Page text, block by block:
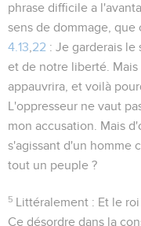
phrase difficile a
sens de dommage ,
4.13 22 : Je garderais le
et de notre liberté.
appauvrira, et voilà
L'oppresseur ne vaut
mon accusation. Mais
s'agissant d'un homme
tout un peuple ?
5 Littéralement : Et le
Ce désordre dans la